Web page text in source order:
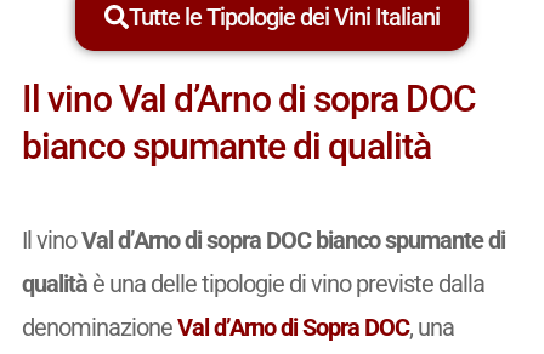
Tutte le Tipologie dei Vini Italiani
Il vino Val d’Arno di sopra DOC
bianco spumante di qualità
Il vinoVal d’Arno di sopra DOC bianco spumante di
qualitàè una delle tipologie di vino previste dalla
denominazioneVal d’Arno di Sopra DOC, una